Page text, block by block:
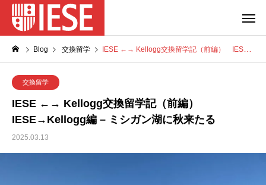
Blog 交換留学 IESE ←→ Kellogg交換留学記（前編） IESE→Kellogg編 – ミシガン湖に秋来たる
交換留学
IESE ←→ Kellogg交換留学記（前編）
IESE→Kellogg編 – ミシガン湖に秋来たる
2025.03.13